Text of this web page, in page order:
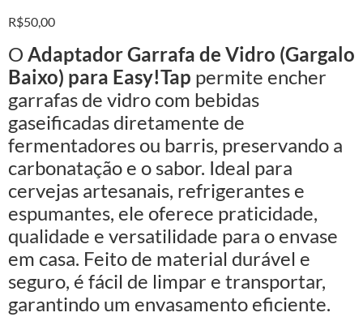
R$50,00
O Adaptador Garrafa de Vidro (Gargalo
Baixo) para Easy!Tap permite encher
garrafas de vidro com bebidas
gaseificadas diretamente de
fermentadores ou barris, preservando a
carbonatação e o sabor. Ideal para
cervejas artesanais, refrigerantes e
espumantes, ele oferece praticidade,
qualidade e versatilidade para o envase
em casa. Feito de material durável e
seguro, é fácil de limpar e transportar,
garantindo um envasamento eficiente.